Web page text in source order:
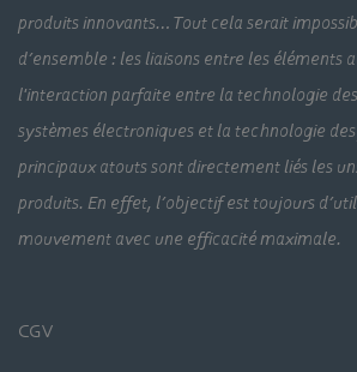
produits innovants… Tout cela serait
d’ensemble : les liaisons entre les éléments
l'interaction parfaite entre la technologie
systèmes électroniques et la technologie
principaux atouts sont directement liés les
produits. En effet, l’objectif est toujours
mouvement avec une efficacité maximale.
CGV